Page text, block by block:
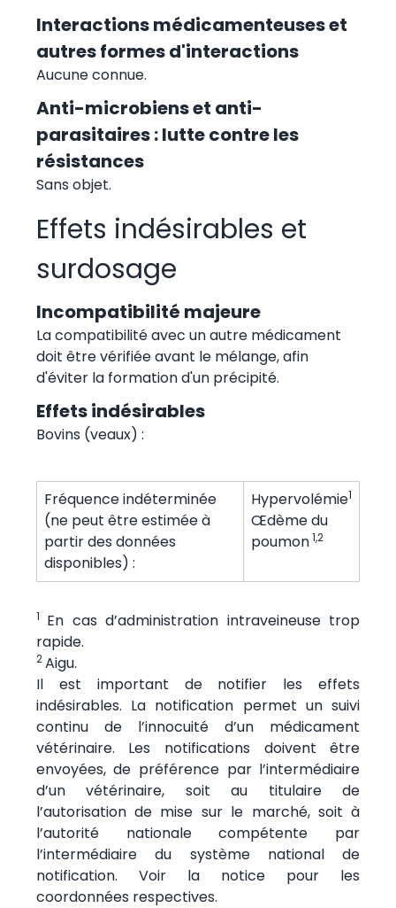
Interactions médicamenteuses et
autres formes d'interactions
Aucune connue.
Anti-microbiens et anti-
parasitaires : lutte contre les
résistances
Sans objet.
Effets indésirables et
surdosage
Incompatibilité majeure
La compatibilité avec un autre médicament
doit être vérifiée avant le mélange, afin
d'éviter la formation d'un précipité.
Effets indésirables
Bovins (veaux) :
Fréquence indéterminée
(ne peut être estimée à
partir des données
disponibles) :
Hypervolémie1
Œdème du
poumon 1,2
1 En cas d’administration intraveineuse trop
rapide.
2Aigu.
Il est important de notifier les effets
indésirables. La notification permet un suivi
continu de l’innocuité d’un médicament
vétérinaire. Les notifications doivent être
envoyées, de préférence par l’intermédiaire
d’un vétérinaire, soit au titulaire de
l’autorisation de mise sur le marché, soit à
l’autorité nationale compétente par
l’intermédiaire du système national de
notification. Voir la notice pour les
coordonnées respectives.